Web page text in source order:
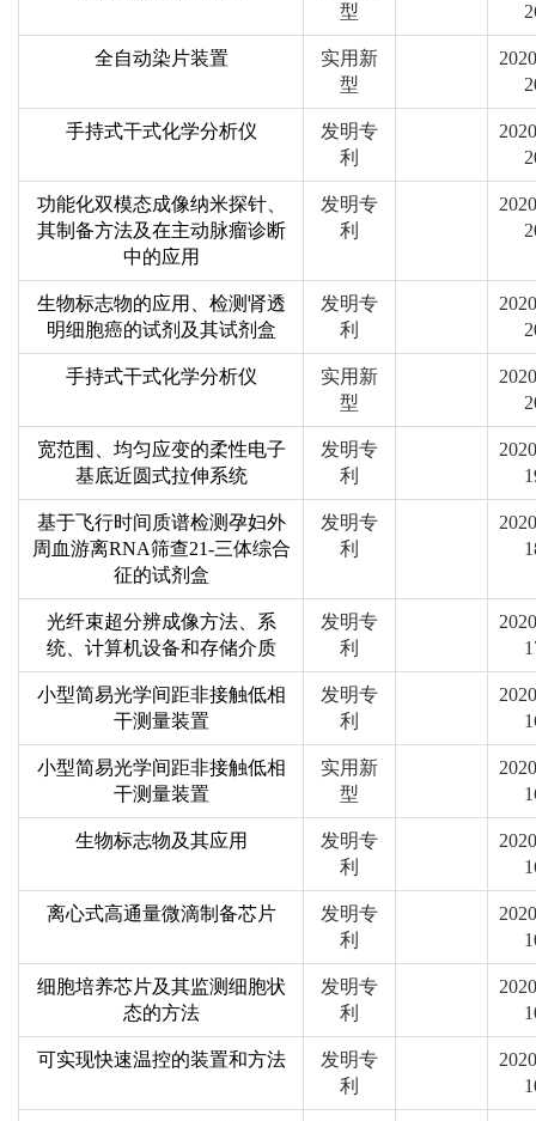
型
全自动染片装置
实用新
型
手持式干式化学分析仪
发明专
利
功能化双模态成像纳米探针、
其制备方法及在主动脉瘤诊断
中的应用
发明专
利
生物标志物的应用、检测肾透
明细胞癌的试剂及其试剂盒
发明专
利
手持式干式化学分析仪
实用新
型
宽范围、均匀应变的柔性电子
基底近圆式拉伸系统
发明专
利
基于飞行时间质谱检测孕妇外
周血游离RNA筛查21-三体综合
征的试剂盒
发明专
利
光纤束超分辨成像方法、系
统、计算机设备和存储介质
发明专
利
小型简易光学间距非接触低相
干测量装置
发明专
利
小型简易光学间距非接触低相
干测量装置
实用新
型
生物标志物及其应用
发明专
利
离心式高通量微滴制备芯片
发明专
利
细胞培养芯片及其监测细胞状
态的方法
发明专
利
可实现快速温控的装置和方法
发明专
利